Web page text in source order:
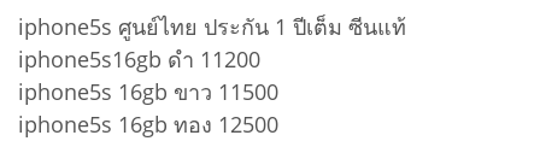
iphone5s ศูนย์ไทย ประกัน 1 ปีเต็ม ซีนแท้
iphone5s16gb ดำ 11200
iphone5s 16gb ขาว 11500
iphone5s 16gb ทอง 12500